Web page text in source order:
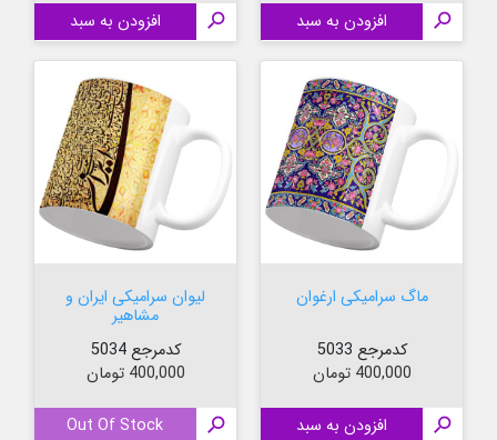
 افزودن به سبد  افزودن به سبد
ماگ سرامیکی ارغوان
کدمرجع 5033
قیمت
400,000 تومان
 افزودن به سبد
لیوان سرامیکی ایران و
مشاهیر
کدمرجع 5034
قیمت
400,000 تومان

Out Of Stock